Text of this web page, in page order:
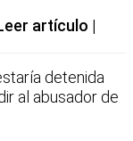
artículo
detenida
al abusador de